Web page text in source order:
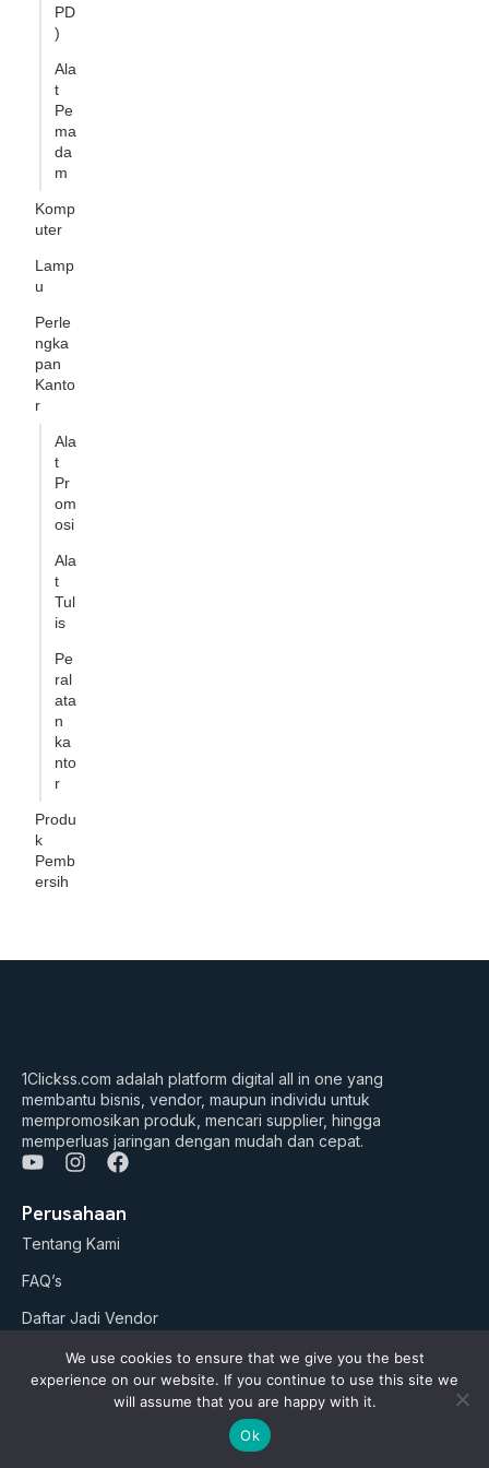
PD
)
Ala
t
Pe
ma
da
m
Komp
uter
Lamp
u
Perle
ngka
pan
Kanto
r
Ala
t
Pr
om
osi
Ala
t
Tul
is
Pe
ral
ata
n
ka
nto
r
Produ
k
Pemb
ersih
1Clickss.com adalah platform digital all in one yang
membantu bisnis, vendor, maupun individu untuk
mempromosikan produk, mencari supplier, hingga
memperluas jaringan dengan mudah dan cepat.
Y
u
t
u
b
e
I
s
t
a
a
m
F
c
e
b
k
Perusahaan
Tentang Kami
FAQ’s
Daftar Jadi Vendor
Daftar Jadi Agen
Artikel
We use cookies to ensure that we give you the best
experience on our website. If you continue to use this site we
will assume that you are happy with it.
Ok